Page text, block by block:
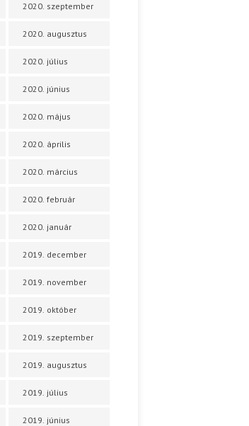
2020. szeptember
2020. augusztus
2020. július
2020. június
2020. május
2020. április
2020. március
2020. február
2020. január
2019. december
2019. november
2019. október
2019. szeptember
2019. augusztus
2019. július
2019. június